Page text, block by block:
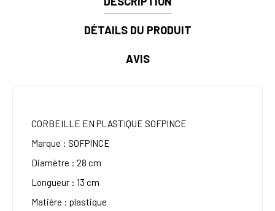
DÉTAILS DU PRODUIT
AVIS
CORBEILLE EN PLASTIQUE SOFPINCE
Marque : SOFPINCE
Diamètre : 28 cm
Longueur : 13 cm
Matière : plastique